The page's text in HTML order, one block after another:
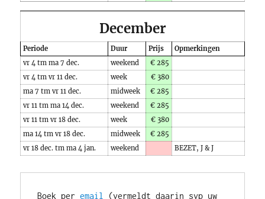
December
Periode Duur Prijs
Opmerkingen
vr 4 tm ma 7 dec.
weekend
€ 285
vr 4 tm vr 11 dec.
week
€ 380
ma 7 tm vr 11 dec.
midweek
€ 285
vr 11 tm ma 14 dec.
weekend
€ 285
vr 11 tm vr 18 dec.
week
€ 380
ma 14 tm vr 18 dec.
midweek
€ 285
vr 18 dec. tm ma 4 jan.
weekend BEZET, J & J
Boek per email (vermeldt daarin svp uw